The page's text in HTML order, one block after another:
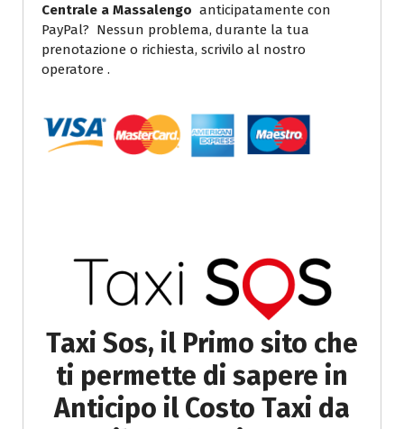
Centrale a Massalengo anticipatamente con
PayPal? Nessun problema, durante la tua
prenotazione o richiesta, scrivilo al nostro
operatore .
Taxi Sos, il Primo sito che
ti permette di sapere in
Anticipo il Costo Taxi da